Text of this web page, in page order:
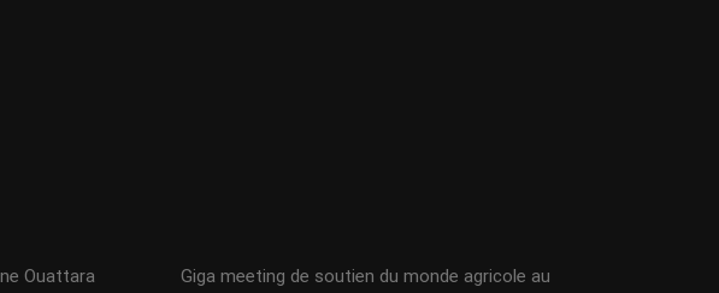
Ouattara
Giga meeting de soutien du monde agricole au